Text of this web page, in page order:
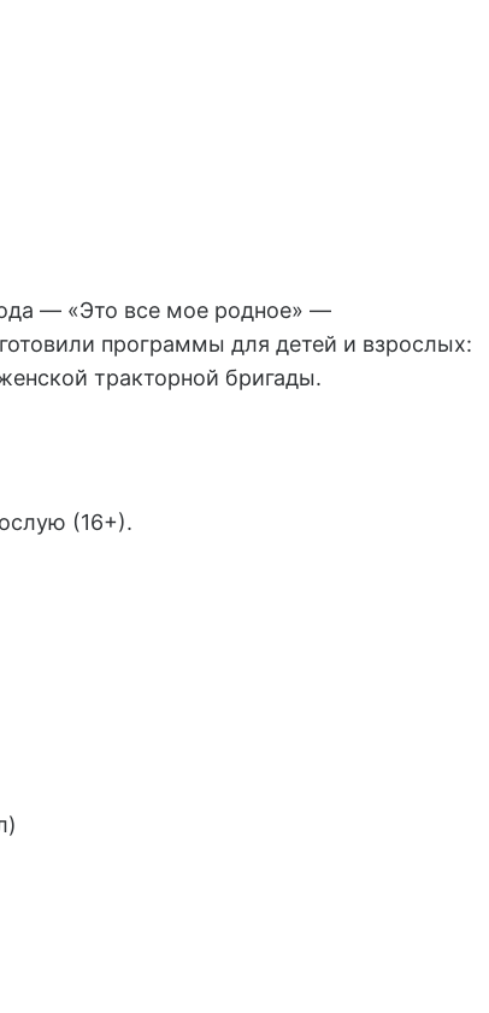
— «Это все мое родное» —
программы для детей и взрослых:
тракторной бригады.
(16+).